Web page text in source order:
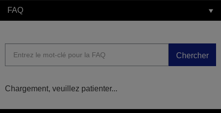
FAQ
Chercher
Chargement, veuillez patienter...